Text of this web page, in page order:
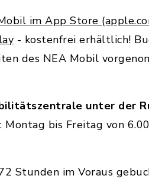
im App Store
- kostenfrei erhältlich!
des NEA Mobil
unter der
bis Freitag von
Stunden im Voraus